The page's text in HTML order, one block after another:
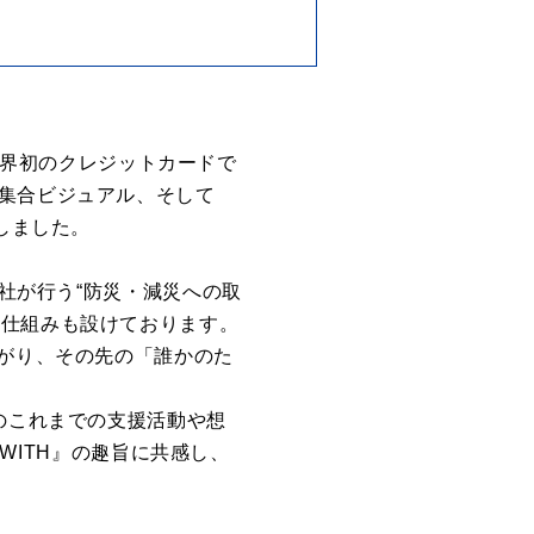
初のクレジットカードで
合ビジュアル、そして
した。
が行う“防災・減災への取
組みも設けております。
り、その先の「誰かのた
れまでの支援活動や想
』の趣旨に共感し、